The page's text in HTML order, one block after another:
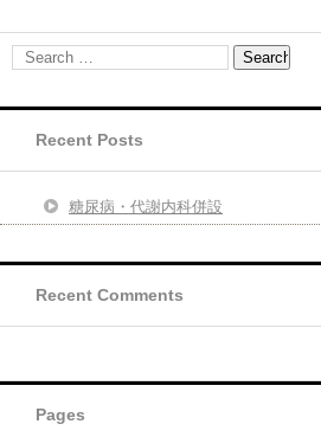
Recent Posts
糖尿病・代謝内科併設
Recent Comments
Pages